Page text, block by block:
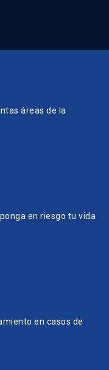
áreas de la
en riesgo tu vida
en casos de